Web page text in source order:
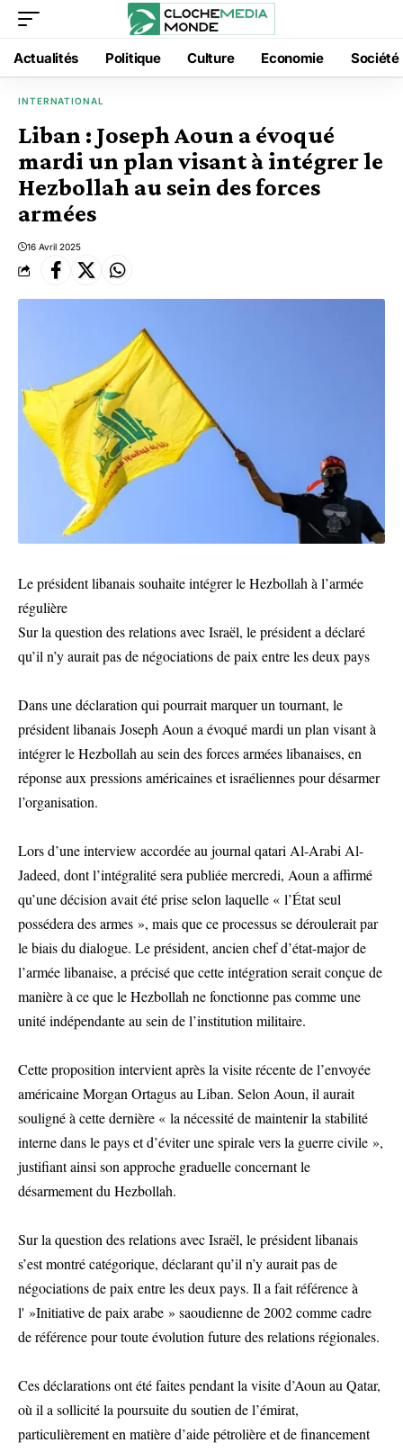
Actualités Politique Culture Economie Société
INTERNATIONAL
Liban : Joseph Aoun a évoqué
mardi un plan visant à intégrer le
Hezbollah au sein des forces
armées
16 Avril 2025
Le président libanais souhaite intégrer le Hezbollah à l’armée
régulière
Sur la question des relations avec Israël, le président a déclaré
qu’il n’y aurait pas de négociations de paix entre les deux pays
Dans une déclaration qui pourrait marquer un tournant, le
président libanais Joseph Aoun a évoqué mardi un plan visant à
intégrer le Hezbollah au sein des forces armées libanaises, en
réponse aux pressions américaines et israéliennes pour désarmer
l’organisation.
Lors d’une interview accordée au journal qatari Al-Arabi Al-
Jadeed, dont l’intégralité sera publiée mercredi, Aoun a affirmé
qu’une décision avait été prise selon laquelle « l’État seul
possédera des armes », mais que ce processus se déroulerait par
le biais du dialogue. Le président, ancien chef d’état-major de
l’armée libanaise, a précisé que cette intégration serait conçue de
manière à ce que le Hezbollah ne fonctionne pas comme une
unité indépendante au sein de l’institution militaire.
Cette proposition intervient après la visite récente de l’envoyée
américaine Morgan Ortagus au Liban. Selon Aoun, il aurait
souligné à cette dernière « la nécessité de maintenir la stabilité
interne dans le pays et d’éviter une spirale vers la guerre civile »,
justifiant ainsi son approche graduelle concernant le
désarmement du Hezbollah.
Sur la question des relations avec Israël, le président libanais
s’est montré catégorique, déclarant qu’il n’y aurait pas de
négociations de paix entre les deux pays. Il a fait référence à
l' »Initiative de paix arabe » saoudienne de 2002 comme cadre
de référence pour toute évolution future des relations régionales.
Ces déclarations ont été faites pendant la visite d’Aoun au Qatar,
où il a sollicité la poursuite du soutien de l’émirat,
particulièrement en matière d’aide pétrolière et de financement